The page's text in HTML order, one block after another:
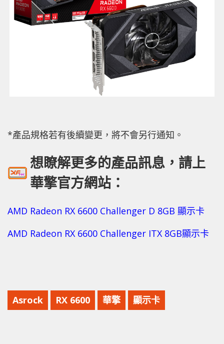
*產品規格若有後續變更，將不會另行通知。
想瞭解更多的產品訊息，請上
華擎官方網站：
AMD Radeon RX 6600 Challenger D 8GB 顯示卡
AMD Radeon RX 6600 Challenger ITX 8GB顯示卡
Asrock RX 6600 華擎 顯示卡